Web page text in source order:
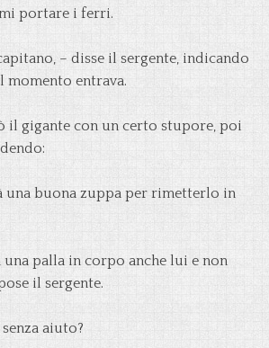
portare i ferri.
– disse il sergente, indicando
momento entrava.
il gigante con un certo stupore, poi
una buona zuppa per rimetterlo in
una palla in corpo anche lui e non
il sergente.
aiuto?